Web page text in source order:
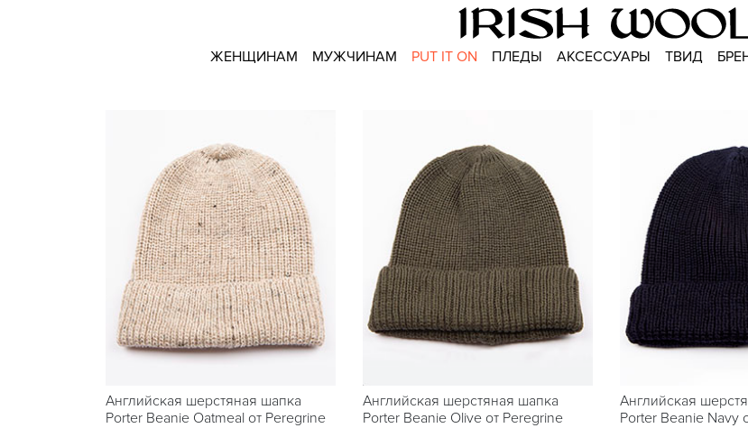
ЖЕНЩИНАМ МУЖЧИНАМ PUT IT ON ПЛЕДЫ АКСЕССУАРЫ ТВИД
Английская шерстяная шапка
Porter Beanie Oatmeal от Peregrine
Английская шерстяная шапка
Porter Beanie Olive от Peregrine
Английская
Porter Beanie Navy